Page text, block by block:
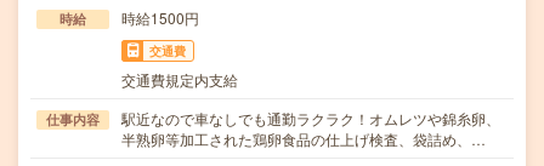
時給 時給1500円
交通費
交通費規定内支給
仕事内容
駅近なので車なしでも通勤ラクラク！オムレツや錦糸卵、
半熟卵等加工された鶏卵食品の仕上げ検査、袋詰め、…